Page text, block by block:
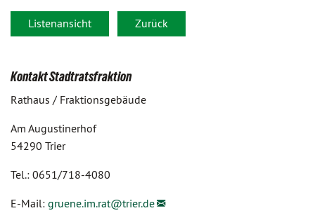
Listenansicht Zurück
Kontakt Stadtratsfraktion
Rathaus / Fraktionsgebäude
Am Augustinerhof
54290 Trier
Tel.: 0651/718-4080
E-Mail: gruene.im.rat@trier.de